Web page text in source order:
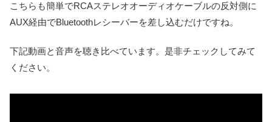
こちらも簡単でRCAステレオオーディオケーブルの反対側に
AUX経由でBluetoothレシーバーを差し込むだけですね。
下記動画と音声を聴き比べています。是非チェックしてみて
ください。